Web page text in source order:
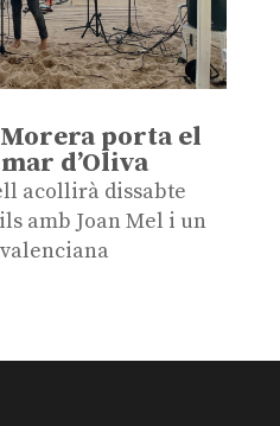
porta el
d’Oliva
acollirà dissabte
amb Joan Mel i un